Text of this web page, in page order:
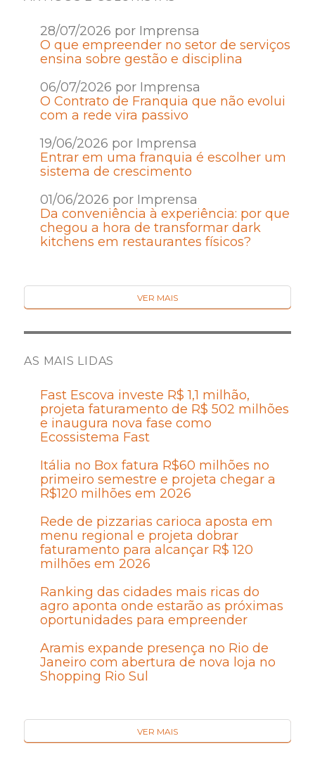
28/07/2026 por Imprensa
O que empreender no setor de serviços
ensina sobre gestão e disciplina
06/07/2026 por Imprensa
O Contrato de Franquia que não evolui
com a rede vira passivo
19/06/2026 por Imprensa
Entrar em uma franquia é escolher um
sistema de crescimento
01/06/2026 por Imprensa
Da conveniência à experiência: por que
chegou a hora de transformar dark
kitchens em restaurantes físicos?
VER MAIS
AS MAIS LIDAS
Fast Escova investe R$ 1,1 milhão,
projeta faturamento de R$ 502 milhões
e inaugura nova fase como
Ecossistema Fast
Itália no Box fatura R$60 milhões no
primeiro semestre e projeta chegar a
R$120 milhões em 2026
Rede de pizzarias carioca aposta em
menu regional e projeta dobrar
faturamento para alcançar R$ 120
milhões em 2026
Ranking das cidades mais ricas do
agro aponta onde estarão as próximas
oportunidades para empreender
Aramis expande presença no Rio de
Janeiro com abertura de nova loja no
Shopping Rio Sul
VER MAIS